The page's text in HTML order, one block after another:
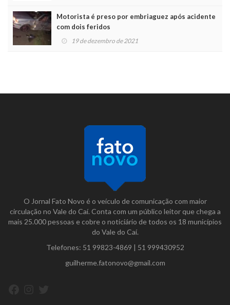
Motorista é preso por embriaguez após acidente
com dois feridos
19 de dezembro de 2021
O Jornal Fato Novo é o veículo de comunicação com maior
circulação no Vale do Caí. Conta com um público leitor que chega a
mais 25.000 pessoas e cobre o noticiário de todos os 18 municípios
do Vale do Caí.
Telefones: 51 99823-4869 | 51 999430952
guilherme.fatonovo@gmail.com